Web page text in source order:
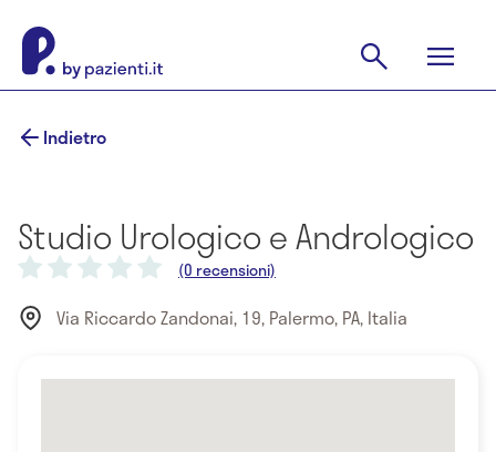
Indietro
Studio Urologico e Andrologico
(0 recensioni)
Via Riccardo Zandonai, 19, Palermo, PA, Italia